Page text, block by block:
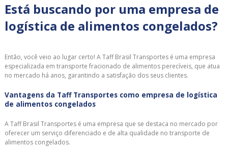
Está buscando por uma empresa de
logística de alimentos congelados?
Então, você veio ao lugar certo! A Taff Brasil Transportes é uma empresa
especializada em transporte fracionado de alimentos perecíveis, que atua
no mercado há anos, garantindo a satisfação dos seus clientes.
Vantagens da Taff Transportes como empresa de logística
de alimentos congelados
A Taff Brasil Transportes é uma empresa que se destaca no mercado por
oferecer um serviço diferenciado e de alta qualidade no transporte de
alimentos congelados.